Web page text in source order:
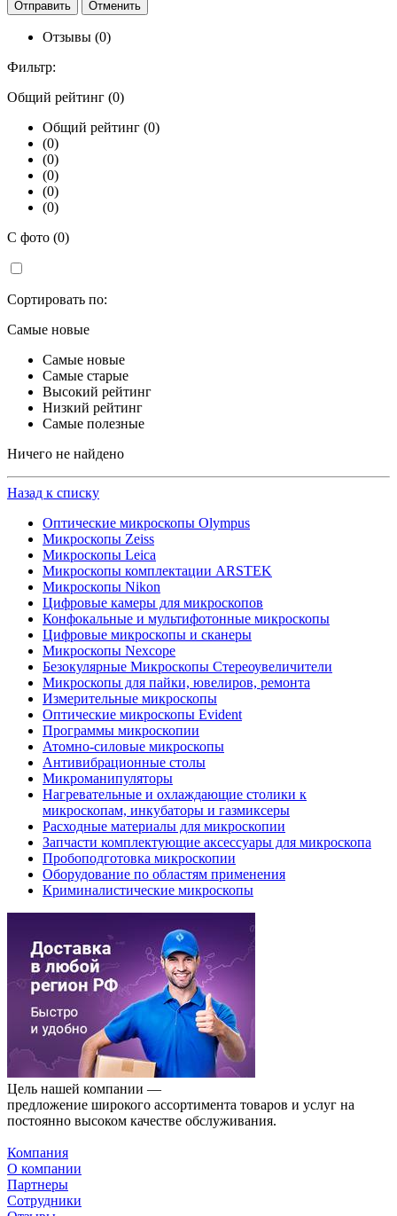
Отзывы (0)
Фильтр:
Общий рейтинг (0)
Общий рейтинг (0)
(0)
(0)
(0)
(0)
(0)
С фото (0)
Сортировать по:
Самые новые
Самые новые
Самые старые
Высокий рейтинг
Низкий рейтинг
Самые полезные
Ничего не найдено
Назад к списку
Оптические микроскопы Olympus
Микроскопы Zeiss
Микроскопы Leica
Микроскопы комплектации ARSTEK
Микроскопы Nikon
Цифровые камеры для микроскопов
Конфокальные и мультифотонные микроскопы
Цифровые микроскопы и сканеры
Микроскопы Nexcope
Безокулярные Микроскопы Стереоувеличители
Микроскопы для пайки, ювелиров, ремонта
Измерительные микроскопы
Оптические микроскопы Evident
Программы микроскопии
Атомно-силовые микроскопы
Антивибрационные столы
Микроманипуляторы
Нагревательные и охлаждающие столики к
микроскопам, инкубаторы и газмиксеры
Расходные материалы для микроскопии
Запчасти комплектующие аксессуары для микроскопа
Пробоподготовка микроскопии
Оборудование по областям применения
Криминалистические микроскопы
Цель нашей компании —
предложение широкого ассортимента товаров и услуг на
постоянно высоком качестве обслуживания.
Компания
О компании
Партнеры
Сотрудники